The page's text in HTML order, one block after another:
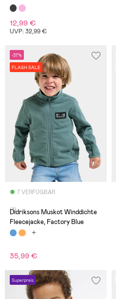
12,99 €
UVP: 32,99 €
-37%
FLASH SALE
7 VERFÜGBAR
(1)
Didriksons Muskot Winddichte
Fleecejacke, Factory Blue
35,99 €
Superpreis